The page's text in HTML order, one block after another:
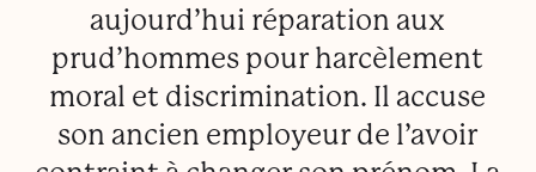
aujourd’hui réparation aux
prud’hommes pour harcèlement
moral et discrimination. Il accuse
son ancien employeur de l’avoir